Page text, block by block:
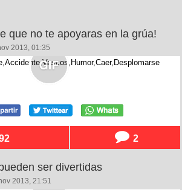
que no te apoyaras en la grúa!
2013, 01:35
2
ser divertidas
2013, 21:51